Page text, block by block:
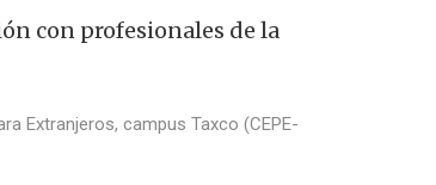
con profesionales de la
Extranjeros, campus Taxco (CEPE-